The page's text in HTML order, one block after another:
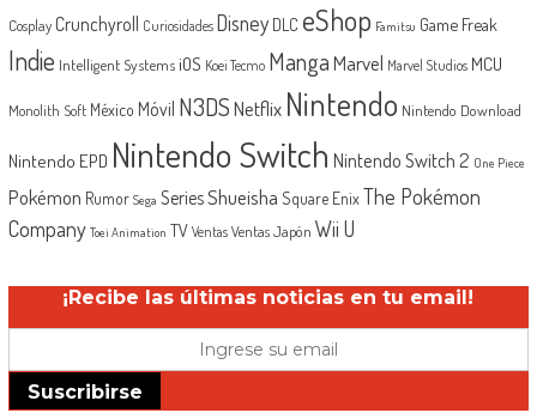
Cosplay Crunchyroll Curiosidades Disney DLC eShop Famitsu Game Freak
Indie Intelligent Systems iOS Koei Tecmo MangaMarvel Marvel Studios MCU
Monolith Soft México Móvil N3DSNetflix Nintendo Nintendo Download
Nintendo EPD Nintendo Switch Nintendo Switch 2 One Piece
Pokémon Rumor Sega SeriesShueisha Square EnixThe Pokémon
Company Toei Animation TV Ventas Ventas Japón Wii U
¡Recibe las últimas noticias en tu email!
Suscribirse